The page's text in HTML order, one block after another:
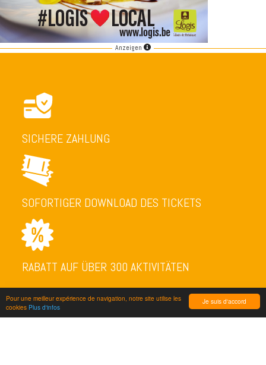
Je suis d'accord
Pour une meilleur expérience de navigation, notre site utilise les
cookies Plus d'infos
Anzeigen
SICHERE ZAHLUNG
SOFORTIGER DOWNLOAD DES TICKETS
RABATT AUF ÜBER 300 AKTIVITÄTEN